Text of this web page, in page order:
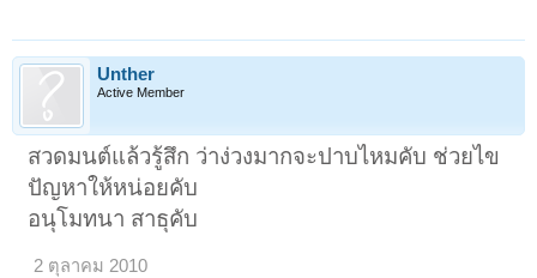
Unther
Active Member
สวดมนต์แล้วรู้สึก ว่าง่วงมากจะปาบไหมคับ ช่วยไข
ปัญหาให้หน่อยคับ
อนุโมทนา สาธุคับ
2 ตุลาคม 2010